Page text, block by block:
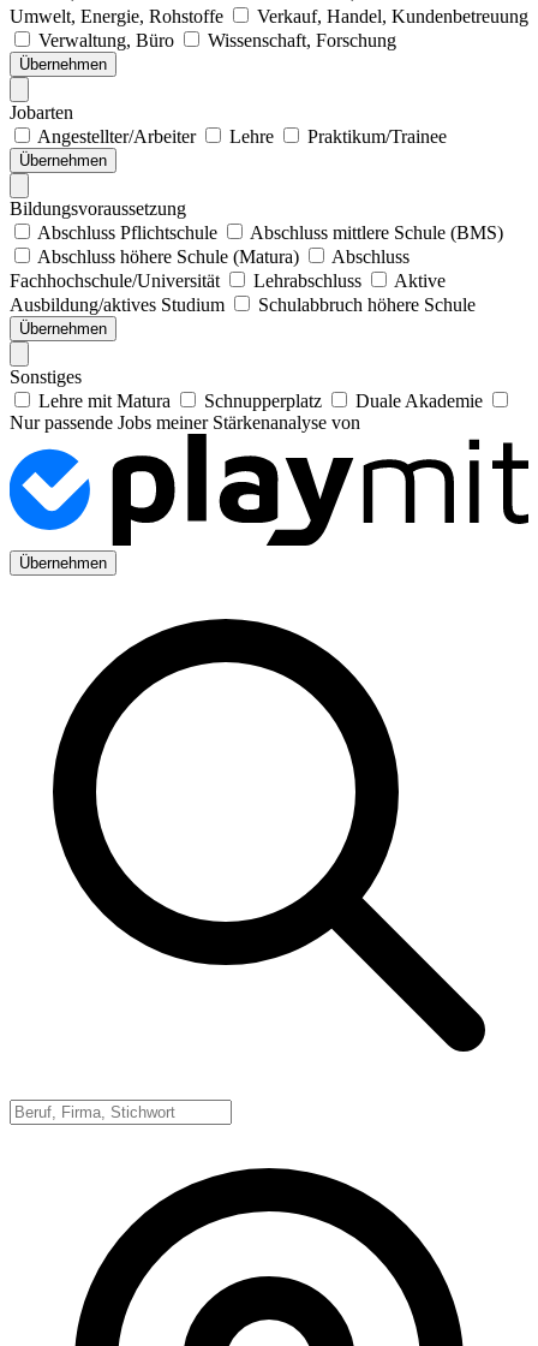
Umwelt, Energie, Rohstoffe
Verkauf, Handel, Kundenbetreuung
Verwaltung, Büro
Wissenschaft, Forschung
Übernehmen
Jobarten
Angestellter/Arbeiter
Lehre Praktikum/Trainee
Übernehmen
Bildungsvoraussetzung
Abschluss Pflichtschule
Abschluss mittlere Schule (BMS)
Abschluss höhere Schule (Matura)
Abschluss
Fachhochschule/Universität
Lehrabschluss
Aktive
Ausbildung/aktives Studium
Schulabbruch höhere Schule
Übernehmen
Sonstiges
Lehre mit Matura
Schnupperplatz
Duale Akademie
Nur passende Jobs meiner Stärkenanalyse von
Übernehmen